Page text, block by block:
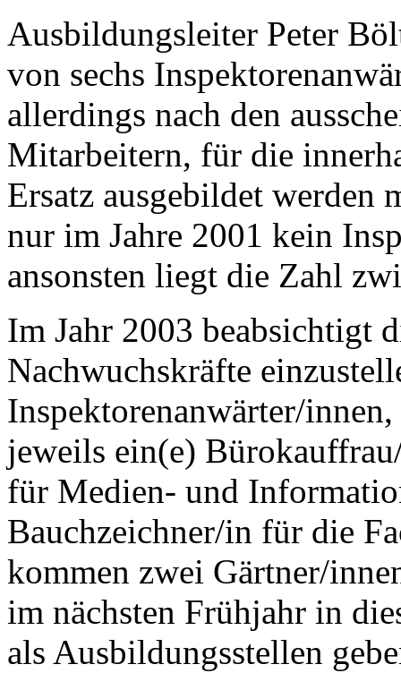
Ausbildungsleiter Peter
von sechs
allerdings nach den
Mitarbeitern, für die
Ersatz ausgebildet werden
nur im Jahre 2001 kein
ansonsten liegt die Zahl
Im Jahr 2003 beabsichtigt
Nachwuchskräfte
Inspektorenanwärter/
jeweils ein(e)
für Medien- und
Bauchzeichner/in für die
kommen zwei Gärtner/
im nächsten Frühjahr in
als Ausbildungsstellen